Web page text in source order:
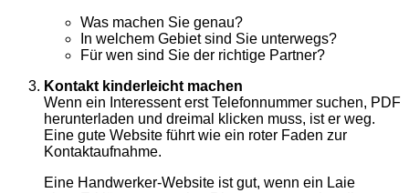
Was machen Sie genau?
In welchem Gebiet sind Sie unterwegs?
Für wen sind Sie der richtige Partner?
Kontakt kinderleicht machen
Wenn ein Interessent erst Telefonnummer suchen, PDF
herunterladen und dreimal klicken muss, ist er weg.
Eine gute Website führt wie ein roter Faden zur
Kontaktaufnahme.
Eine Handwerker-Website ist gut, wenn ein Laie